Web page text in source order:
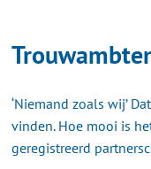
‘Niemand zoals wij’
vinden. Hoe mooi is
geregistreerd